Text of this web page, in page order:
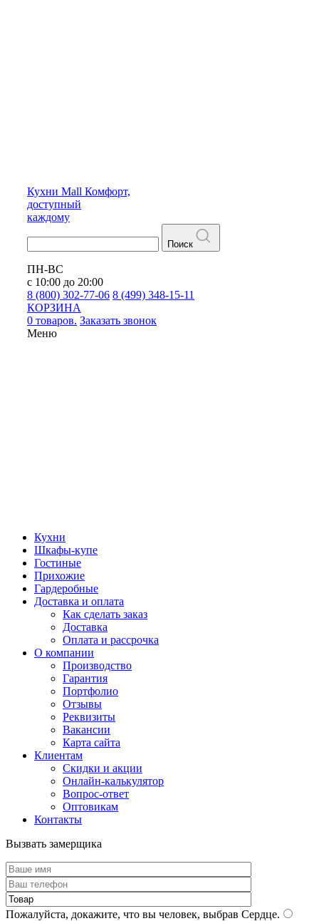
Кухни Mall Комфорт,
доступный
каждому
Поиск
ПН-ВС
с 10:00 до 20:00
8 (800) 302-77-06 8 (499) 348-15-11
КОРЗИНА
0 товаров. Заказать звонок
Меню
Кухни
Шкафы-купе
Гостиные
Прихожие
Гардеробные
Доставка и оплата
Как сделать заказ
Доставка
Оплата и рассрочка
О компании
Производство
Гарантия
Портфолио
Отзывы
Реквизиты
Вакансии
Карта сайта
Клиентам
Скидки и акции
Онлайн-калькулятор
Вопрос-ответ
Оптовикам
Контакты
Вызвать замерщика
Пожалуйста, докажите, что вы человек, выбрав Сердце.